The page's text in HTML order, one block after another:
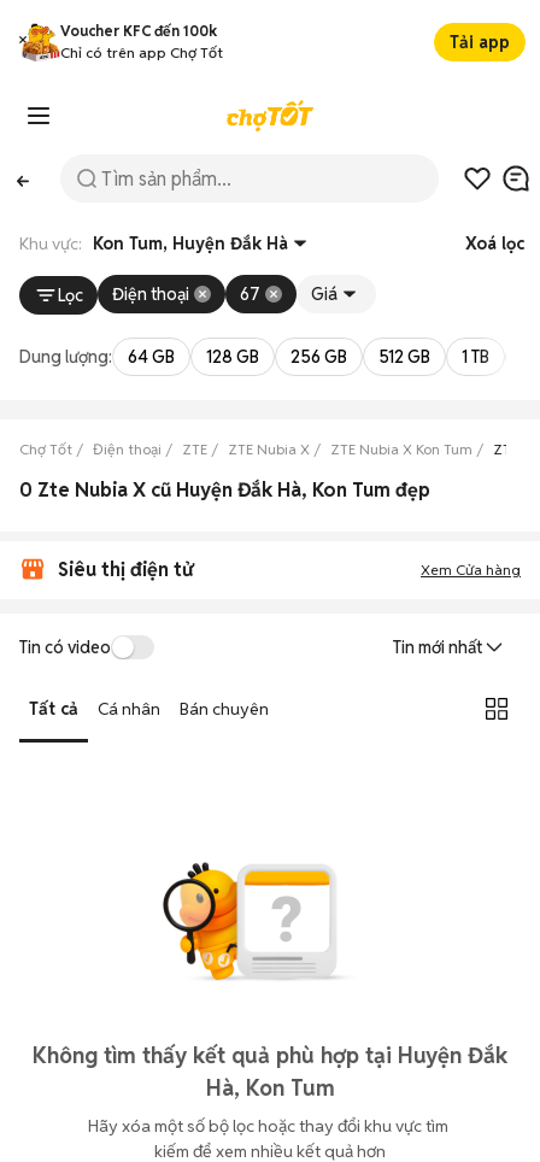
Voucher KFC đến 100k
Chỉ có trên app Chợ Tốt
Tải app
Khu vực: Kon Tum, Huyện Đắk Hà Xoá lọc
Lọc Điện thoại 67 Giá
Dung lượng: 64 GB 128 GB 256 GB 512 GB 1 TB
Chợ Tốt Điện thoại ZTE ZTE Nubia X ZTE Nubia X Kon Tum ZTE
0 Zte Nubia X cũ Huyện Đắk Hà, Kon Tum đẹp
Siêu thị điện tử Xem Cửa hàng
Tin có video Tin mới nhất
Tất cả Cá nhân Bán chuyên
Không tìm thấy kết quả phù hợp tại Huyện Đắk
Hà, Kon Tum
Hãy xóa một số bộ lọc hoặc thay đổi khu vực tìm
kiếm để xem nhiều kết quả hơn